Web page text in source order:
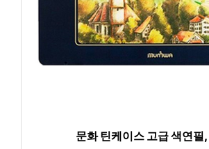
문화 틴케이스 고급 색연필